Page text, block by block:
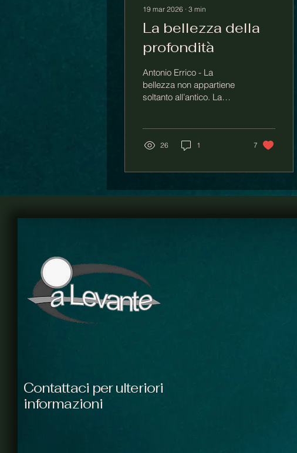
19 mar 2026 ∙ 3 min
La bellezza della
profondità
Antonio Errico - La
bellezza non appartiene
soltanto all’antico. La
chiamano estetica, forse
anche incoerenza, alle
disarmonia-, che forse si
oppure, anche,
26 1 7
Contattaci per ulteriori
informazioni